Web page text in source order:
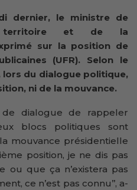
dernier, le ministre de
territoire et de la
sur la position de
(UFR). Selon le
lors du dialogue politique,
ni de la mouvance.
dialogue de rappeler
blocs politiques sont
mouvance présidentielle
position, je ne dis pas
ou que ça n’existera pas
ce n’est pas connu’’, a-